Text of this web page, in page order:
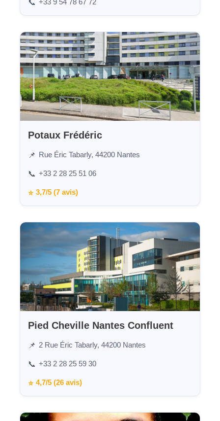
📞 +33 9 54 78 67 72
Potaux Frédéric
📌 Rue Éric Tabarly, 44200 Nantes
📞 +33 2 28 25 51 06
⭐ 3,7/5 (7 avis)
Pied Cheville Nantes Confluent
📌 2 Rue Éric Tabarly, 44200 Nantes
📞 +33 2 28 25 59 30
⭐ 4,7/5 (26 avis)